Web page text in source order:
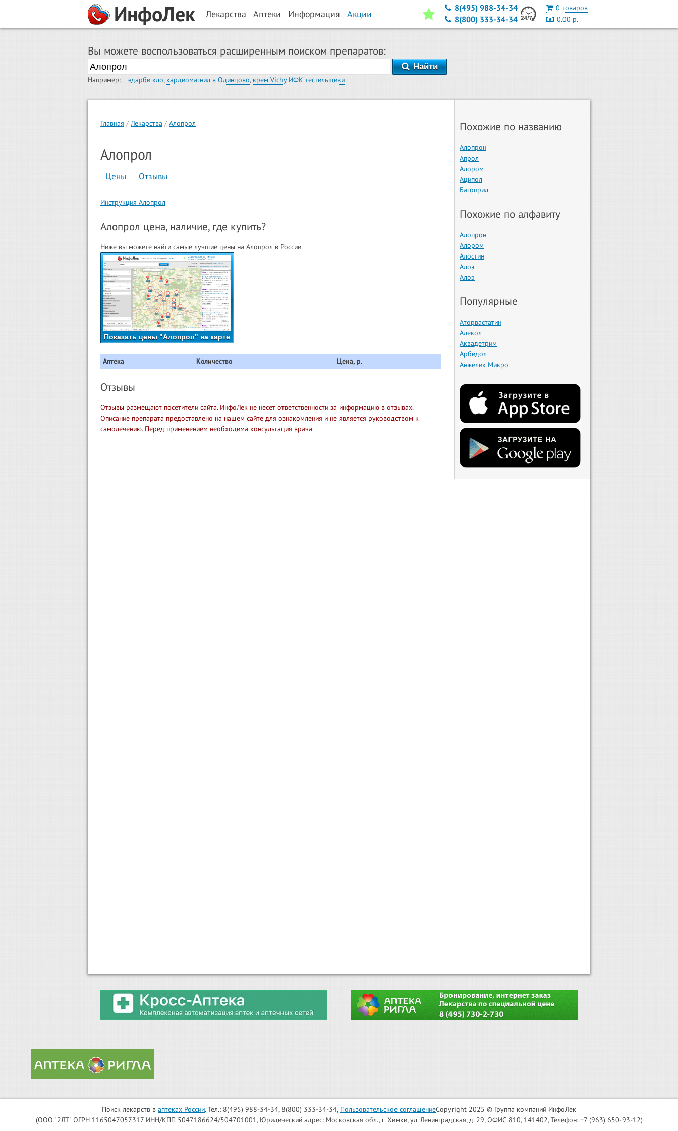
ИнфоЛек Лекарства Аптеки Информация Акции
0 товаров
0.00 р.
8(495) 988-34-34
8(800) 333-34-34
Вы можете воспользоваться расширенным поиском препаратов:
Найти
Например: эдарби кло, кардиомагнил в Одинцово, крем Vichy ИФК тестильщики
Главная Лекарства Алопрол
Алопрол
Цены Отзывы
Инструкция Алопрол
Алопрол цена, наличие, где купить?
Ниже вы можете найти самые лучшие цены на Алопрол в России.
Показать цены "Алопрол" на карте
Аптека Количество Цена, р.
Отзывы
Отзывы размещают посетители сайта. ИнфоЛек не несет ответственности за информацию в отзывах.
Описание препарата предоставлено на нашем сайте для ознакомления и не является руководством к
самолечению. Перед применением необходима консультация врача.
Похожие по названию
Алопрон
Апрол
Алором
Аципол
Багоприл
Похожие по алфавиту
Алопрон
Алором
Алостин
Алоэ
Алоэ
Популярные
Аторвастатин
Алекол
Аквадетрим
Арбидол
Анжелик Микро
Поиск лекарств в аптеках России. Тел.: 8(495) 988-34-34, 8(800) 333-34-34, Пользовательское соглашениеCopyright 2025 © Группа компаний ИнфоЛек
(ООО "2ЛТ" ОГРН 1165047057317 ИНН/КПП 5047186624/504701001, Юридический адрес: Московская обл., г. Химки, ул. Ленинградская, д. 29, ОФИС 810, 141402, Телефон: +7 (963) 650-93-12)